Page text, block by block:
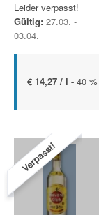
Leider verpasst!
Gültig: 27.03. -
03.04.
€ 14,27 / l - 40
Verpasst!